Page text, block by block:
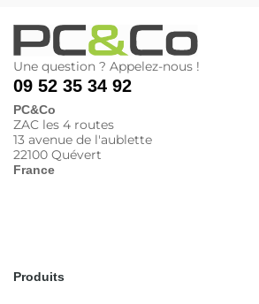
Une question ? Appelez-nous !
09 52 35 34 92
PC&Co
ZAC les 4 routes
13 avenue de l'aublette
22100 Quévert
France
Produits